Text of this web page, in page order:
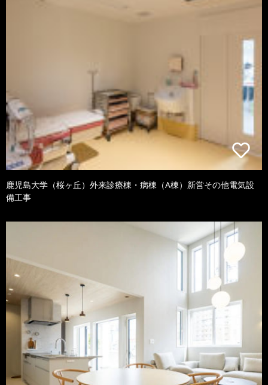
鹿児島大学（桜ヶ丘）外来診療棟・病棟（A棟）新営その他電気設
備工事